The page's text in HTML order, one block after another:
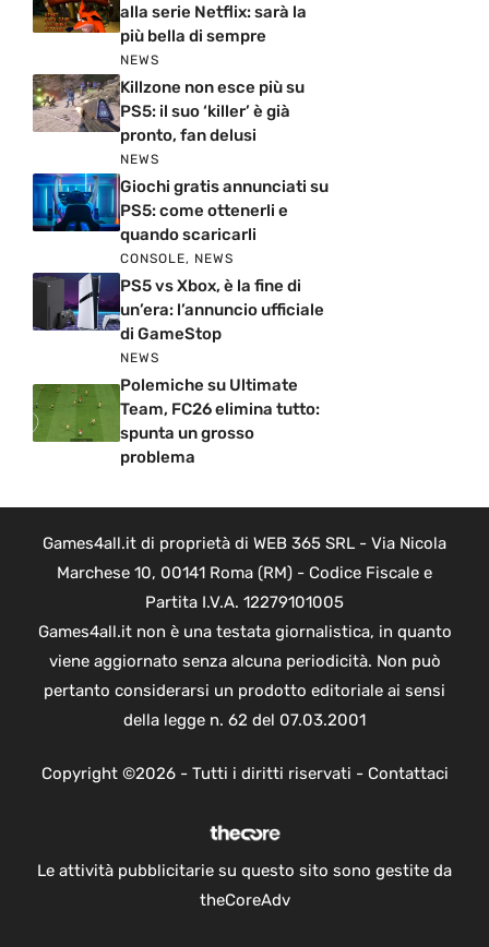
alla serie Netflix: sarà la
più bella di sempre
NEWS
Killzone non esce più su
PS5: il suo ‘killer’ è già
pronto, fan delusi
NEWS
Giochi gratis annunciati su
PS5: come ottenerli e
quando scaricarli
CONSOLE, NEWS
PS5 vs Xbox, è la fine di
un’era: l’annuncio ufficiale
di GameStop
NEWS
Polemiche su Ultimate
Team, FC26 elimina tutto:
spunta un grosso
problema
Games4all.it di proprietà di WEB 365 SRL - Via Nicola
Marchese 10, 00141 Roma (RM) - Codice Fiscale e
Partita I.V.A. 12279101005
Games4all.it non è una testata giornalistica, in quanto
viene aggiornato senza alcuna periodicità. Non può
pertanto considerarsi un prodotto editoriale ai sensi
della legge n. 62 del 07.03.2001
Copyright ©2026 - Tutti i diritti riservati - Contattaci
Le attività pubblicitarie su questo sito sono gestite da
theCoreAdv